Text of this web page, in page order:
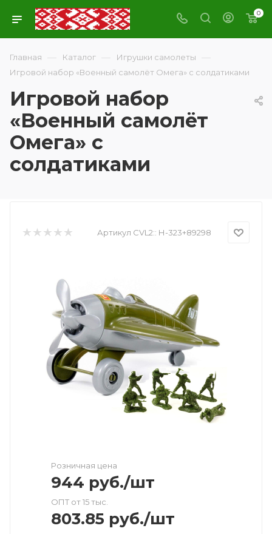
0
Главная — Каталог — Игрушки самолеты —
Игровой набор «Военный самолёт Омега» с солдатиками
Игровой набор
«Военный самолёт
Омега» с
солдатиками
Артикул CVL2:: Н-323+89298
Розничная цена
944 руб./шт
ОПТ от 15 тыс.
803.85 руб./шт